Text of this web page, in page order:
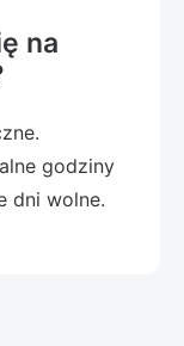
na
godziny
dni wolne.